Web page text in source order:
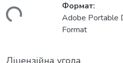
Формат:
Adobe Portable
Format
Ліцензійна угода